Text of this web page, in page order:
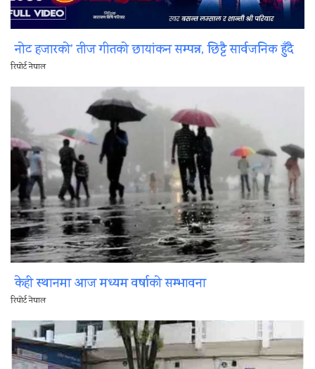
नोट हजारको’ तीज गीतको छायांकन सम्पन्न, छिट्टै सार्वजनिक हुँदै
रिपोर्ट नेपाल
केही स्थानमा आज मध्यम वर्षाको सम्भावना
रिपोर्ट नेपाल